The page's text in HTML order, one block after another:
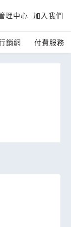
理中心 加入我們
銷網 付費服務